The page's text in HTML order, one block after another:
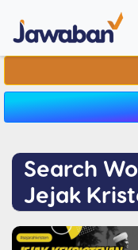
Search
Jejak